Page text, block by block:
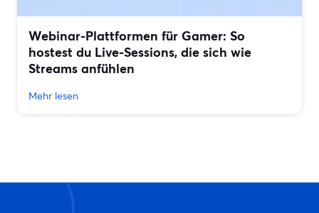
Webinar-Plattformen für Gamer: So
hostest du Live-Sessions, die sich wie
Streams anfühlen
Mehr lesen